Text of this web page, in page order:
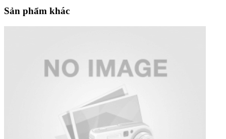
Sản phẩm khác